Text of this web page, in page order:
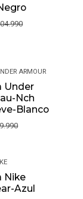
ARMOUR
Under
Nch
Blanco
Nike
Azul